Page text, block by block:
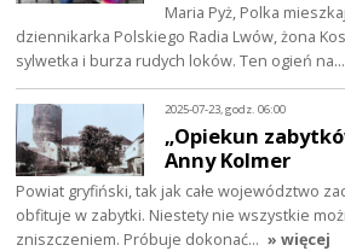
Maria Pyż, Polka
dziennikarka Polskiego Radia Lwów, żona
sylwetka i burza rudych loków. Ten ogień na…
2025-07-23, godz. 06:00
„Opiekun
Anny Kolmer
Powiat gryfiński, tak jak całe województwo
obfituje w zabytki. Niestety nie wszystkie
zniszczeniem. Próbuje dokonać… » więcej